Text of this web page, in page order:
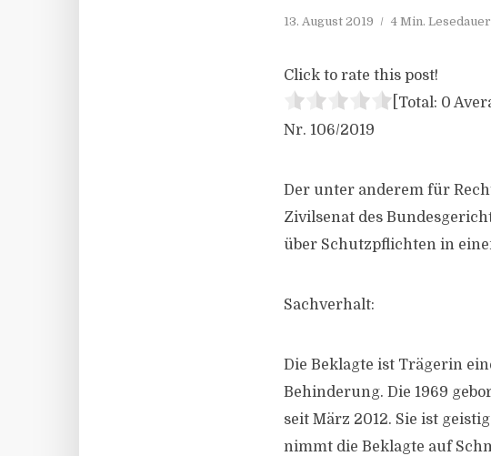
13. August 2019 4 Min. Lesedauer
Click to rate this post!
[Total: 0
Nr. 106/2019
Der unter anderem für
Zivilsenat des
über Schutzpflichten in
Sachverhalt:
Die Beklagte ist Trägerin
Behinderung. Die 1969
seit März 2012. Sie ist
nimmt die Beklagte auf